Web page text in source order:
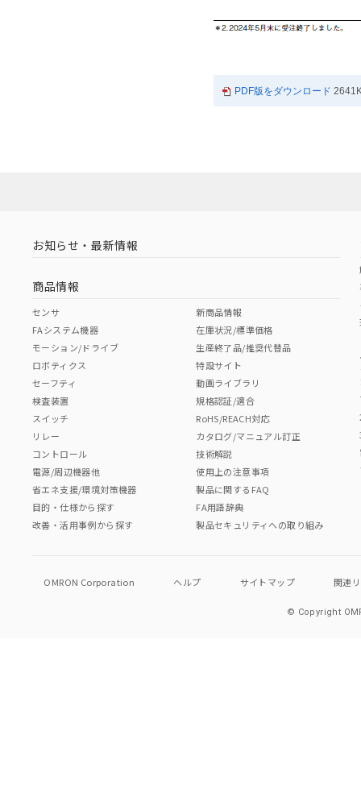
PDF版をダウンロード
お知らせ・最新情報
商品情報
センサ
FAシステム機器
モーション/ドライブ
ロボティクス
セーフティ
検査装置
スイッチ
リレー
コントロール
電源/周辺機器他
省エネ支援/環境対策機器
目的・仕様から探す
改善・活用事例から探す
新商品情報
在庫状況/標準価格
生産終了品/推奨代替品
特設サイト
動画ライブラリ
規格認証/適合
RoHS/REACH対応
カタログ/マニュアル訂正
技術解説
使用上の注意事項
製品に関するFAQ
FA用語辞典
製品セキュリティへの取り組み
OMRON Corporation ヘルプ サイトマップ 関連
© Copyright